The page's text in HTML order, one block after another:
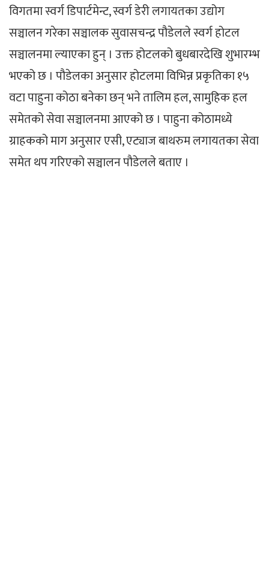
विगतमा स्वर्ग डिपार्टमेन्ट, स्वर्ग डेरी लगायतका उद्योग
सञ्चालन गरेका सञ्चालक सुवासचन्द्र पौडेलले स्वर्ग होटल
सञ्चालनमा ल्याएका हुन् । उक्त होटलको बुधबारदेखि शुभारम्भ
भएको छ । पौडेलका अनुसार होटलमा विभिन्न प्रकृतिका १५
वटा पाहुना कोठा बनेका छन् भने तालिम हल, सामुहिक हल
समेतको सेवा सञ्चालनमा आएको छ । पाहुना कोठामध्ये
ग्राहकको माग अनुसार एसी, एट्याज बाथरुम लगायतका सेवा
समेत थप गरिएको सञ्चालन पौडेलले बताए ।